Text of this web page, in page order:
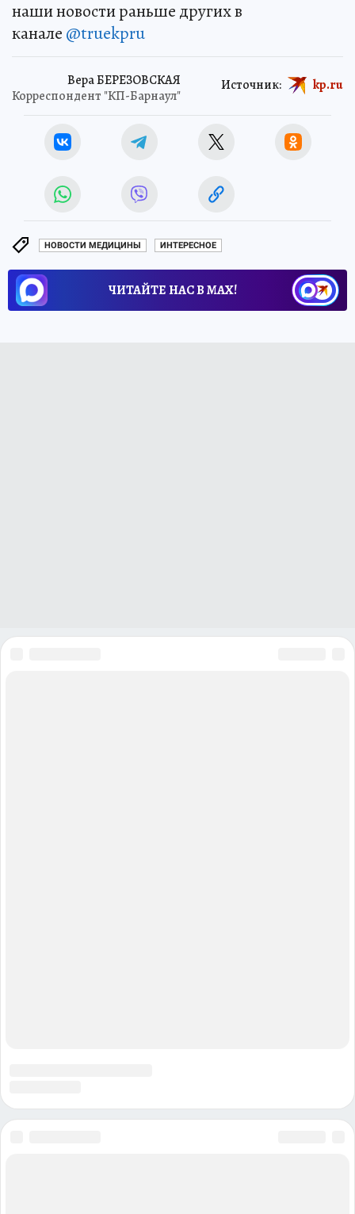
наши новости раньше других в
канале @truekpru
Вера БЕРЕЗОВСКАЯ
Корреспондент "КП-Барнаул"
Источник: kp.ru
НОВОСТИ МЕДИЦИНЫ ИНТЕРЕСНОЕ
ЧИТАЙТЕ НАС В МАХ!